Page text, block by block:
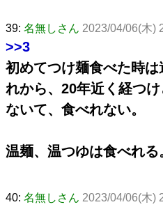
39: 名無しさん 2023/04/06(木)
>>3
初めてつけ麺食べた時
れから、20年近く経つ
ないて、食べれない。
温麺、温つゆは食べれる
40: 名無しさん 2023/04/06(木)